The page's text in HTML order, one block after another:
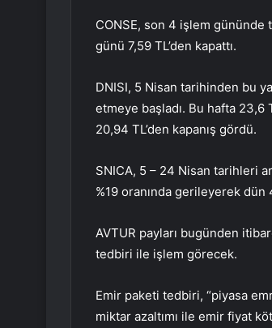
CONSE, son 4 işlem gününde
günü 7,59 TL’den kapattı.
DNISI, 5 Nisan tarihinden bu
etmeye başladı. Bu hafta 23,6
20,94 TL’den kapanış gördü.
SNICA, 5 – 24 Nisan tarihleri
%19 oranında gerileyerek dün
AVTUR payları bugünden
tedbiri ile işlem görecek.
Emir paketi tedbiri, “piyasa
miktar azaltımı ile emir fiyat